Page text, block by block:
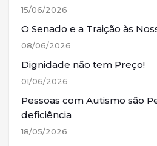
15/06/2026
O Senado e a Traição às
08/06/2026
Dignidade não tem Preço!
01/06/2026
Pessoas com Autismo são
deficiência
18/05/2026